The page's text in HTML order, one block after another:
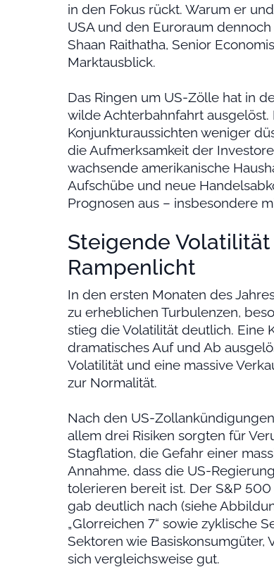
in den Fokus rückt. Warum er
USA und den Euroraum
Shaan Raithatha, Senior
Marktausblick.
Das Ringen um US-Zölle hat in
wilde Achterbahnfahrt
Konjunkturaussichten weniger
die Aufmerksamkeit der
wachsende amerikanische
Aufschübe und neue
Prognosen aus – insbesondere
Steigende
Rampenlicht
In den ersten Monaten des
zu erheblichen Turbulenzen,
stieg die Volatilität deutlich. Eine
dramatisches Auf und Ab
Volatilität und eine massive
zur Normalität.
Nach den US-
allem drei Risiken sorgten für
Stagflation, die Gefahr einer
Annahme, dass die US-
tolerieren bereit ist. Der S&P
gab deutlich nach (siehe
„Glorreichen 7“ sowie zyklische
Sektoren wie Basiskonsumgüter,
sich vergleichsweise gut.